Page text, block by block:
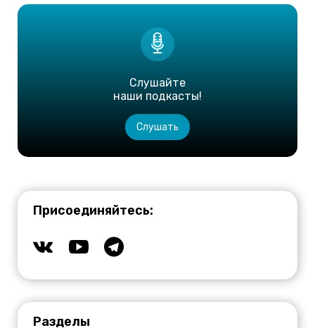
Слушайте
наши подкасты!
Слушать
Присоединяйтесь:
Разделы